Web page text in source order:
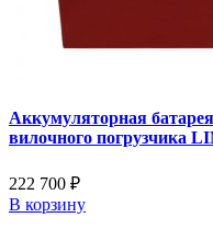
Аккумуляторная
вилочного погрузчика
222 700 ₽
В корзину